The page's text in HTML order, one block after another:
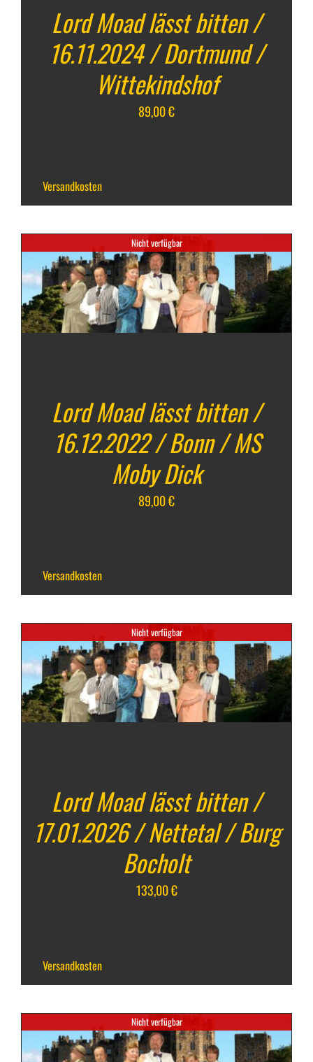
Lord Moad lässt bitten /
16.11.2024 / Dortmund /
Wittekindshof
89,00€
Versandkosten
Nicht verfügbar
Lord Moad lässt bitten /
16.12.2022 / Bonn / MS
Moby Dick
89,00€
Versandkosten
Nicht verfügbar
Lord Moad lässt bitten /
17.01.2026 / Nettetal / Burg
Bocholt
133,00€
Versandkosten
Nicht verfügbar